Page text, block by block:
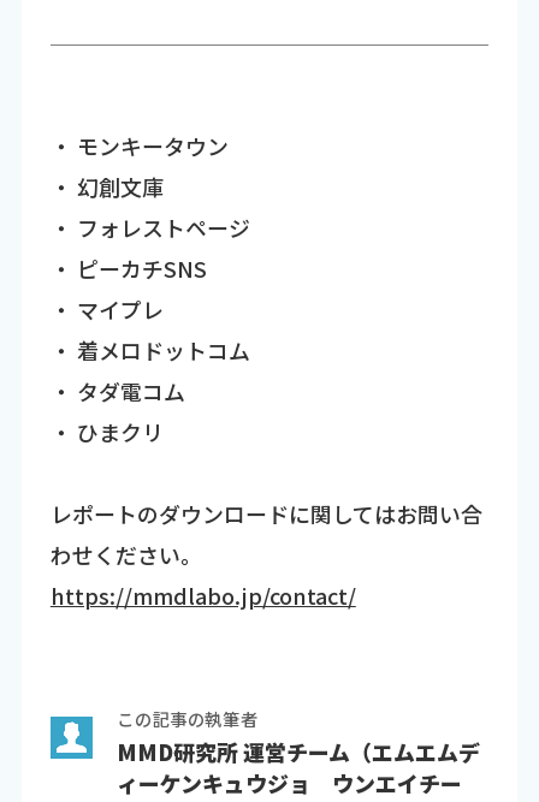
・ モンキータウン
・ 幻創文庫
・ フォレストページ
・ ピーカチSNS
・ マイプレ
・ 着メロドットコム
・ タダ電コム
・ ひまクリ
レポートのダウンロードに関してはお問い合
わせください。
https://mmdlabo.jp/contact/
この記事の執筆者
MMD研究所 運営チーム（エムエムデ
ィーケンキュウジョ ウンエイチー